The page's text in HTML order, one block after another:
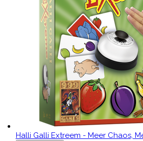
Halli Galli Extreem - Meer Chaos,